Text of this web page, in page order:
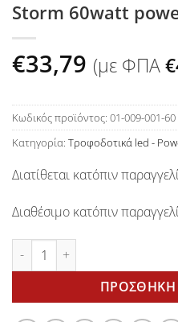
Storm 60watt
€33,79 (με ΦΠΑ€
Κωδικός προϊόντος: 01-009-001-
Κατηγορία: Τροφοδοτικά led -
Διατίθεται κατόπιν
Διαθέσιμο κατόπιν
Storm 60watt power supply
ΠΡΟΣΘΉΚΗ